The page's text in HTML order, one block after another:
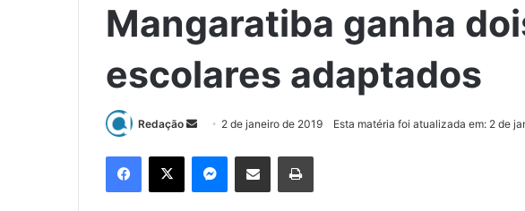
Mangaratiba ganha
escolares adaptados
Redação 2 de janeiro de 2019 Esta matéria foi atualizada em: 2 de